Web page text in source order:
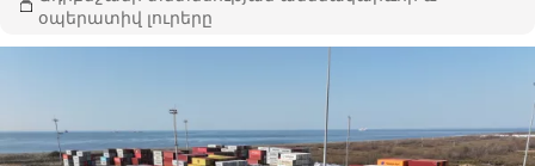
օպերատիվ լուրերը